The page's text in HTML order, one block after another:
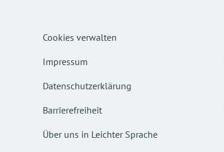
Cookies verwalten
Impressum
Datenschutzerklärung
Barrierefreiheit
Über uns in Leichter Sprache